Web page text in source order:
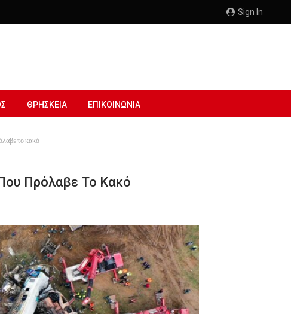
Sign In
ΘΡΗΣΚΕΙΑ ΕΠΙΚΟΙΝΩΝΙΑ
το κακό
Πρόλαβε Το Κακό